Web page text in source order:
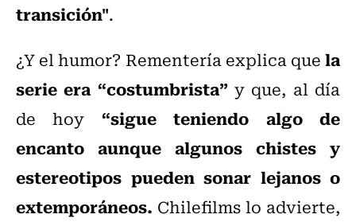
transición".
¿Y el humor? Rementería explica quela
serie era “costumbrista” y que, al día
de hoy “sigue teniendo algo de
encanto aunque algunos chistes y
estereotipos pueden sonar lejanos o
extemporáneos. Chilefilms lo advierte,